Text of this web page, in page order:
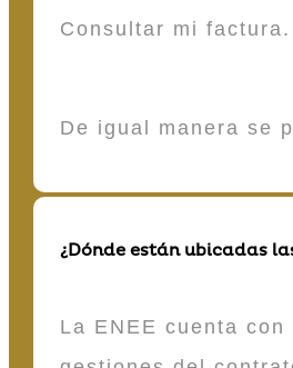
Consultar mi factura.
De igual manera se
¿Dónde están ubicadas
La ENEE cuenta